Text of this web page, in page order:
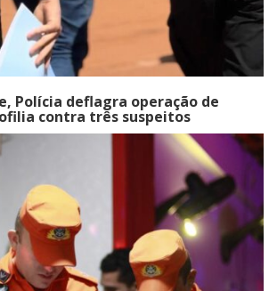
Polícia deflagra operação de
contra três suspeitos